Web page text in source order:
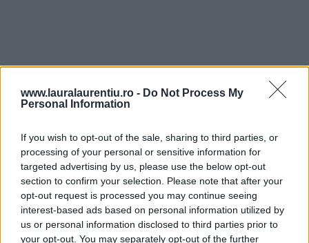
www.lauralaurentiu.ro - Do Not Process My
Personal Information
If you wish to opt-out of the sale, sharing to third parties, or
processing of your personal or sensitive information for
targeted advertising by us, please use the below opt-out
section to confirm your selection. Please note that after your
opt-out request is processed you may continue seeing
interest-based ads based on personal information utilized by
us or personal information disclosed to third parties prior to
your opt-out. You may separately opt-out of the further
3. Eu am folosit roșii proaspete, pe care le-am opărit și
le-am decojit exact cum am explicat în rețeta de sos
marinara, nu demult publicată. După decojire, am
mărunțit roșiile la blender, până când am obținut o
passata groasă. Dacă folosiți passata – făcută în avans
sau cumpărată – săriți acest pas și consultați lista de